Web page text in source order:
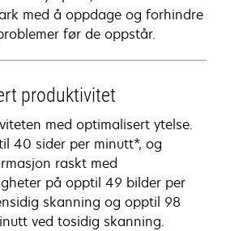
med å oppdage og forhindre
før de oppstår.
produktivitet
med optimalisert ytelse.
40 sider per minutt*, og
raskt med
på opptil 49 bilder per
skanning og opptil 98
ved tosidig skanning.